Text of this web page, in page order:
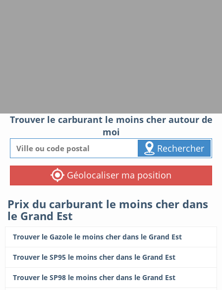
Trouver le carburant le moins cher autour de
moi
Rechercher
Géolocaliser ma position
Prix du carburant le moins cher dans
le Grand Est
Trouver le Gazole le moins cher dans le Grand Est
Trouver le SP95 le moins cher dans le Grand Est
Trouver le SP98 le moins cher dans le Grand Est